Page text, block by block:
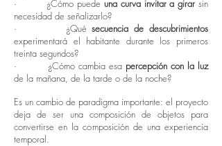
· ¿Cómo puede una curva invitar a girar sin
necesidad de señalizarlo?
· ¿Quésecuencia de descubrimientos
experimentará el habitante durante los primeros
treinta segundos?
· ¿Cómo cambia esa percepción con la luz
de la mañana, de la tarde o de la noche?
Es un cambio de paradigma importante: el proyecto
deja de ser una composición de objetos para
convertirse en la composición de una experiencia
temporal.